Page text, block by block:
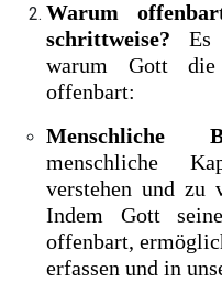
Warum
schrittweise? Es
warum Gott die
offenbart:
Menschliche
menschliche
verstehen und zu
Indem Gott
offenbart,
erfassen und in